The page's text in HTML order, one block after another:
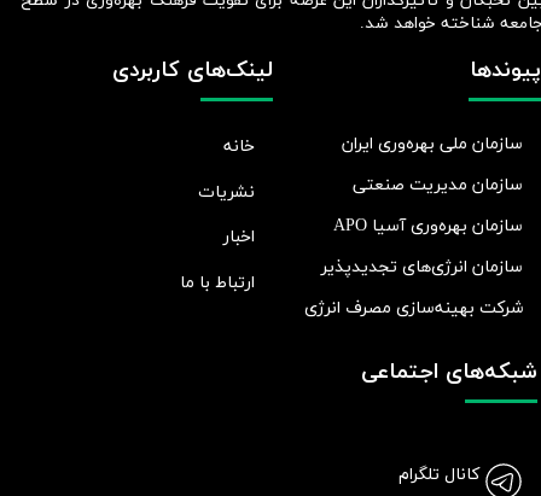
لینک‌های کاربردی
خانه
نشریات
اخبار
ارتباط با ما
پیوندها
سازمان ملی بهره‌وری ایران
سازمان مدیریت صنعتی
سازمان بهره‌وری آسیا APO
سازمان انرژی‌های تجدیدپذیر
شرکت بهينه‌سازی مصرف انرژی
شبکه‌های اجتماعی
کانال تلگرام
شناخته خواهد شد.​​​​​​​